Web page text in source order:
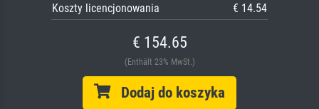
Koszty licencjonowania
€ 14.54
€ 154.65
(Enthält 23% MwSt.)
Dodaj do koszyka